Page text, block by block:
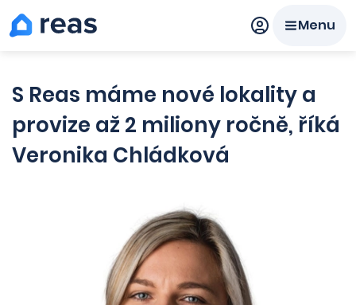
Menu
Prodej s Reas.cz
Ceny prodaných nemovitostí
Okamžitý výkup
S Reas máme nové lokality a
provize až 2 miliony ročně, říká
Veronika Chládková